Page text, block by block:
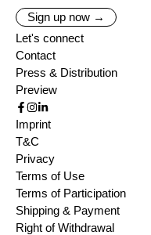
Sign up now →
Let's connect
Contact
Press & Distribution
Preview
Imprint
T&C
Privacy
Terms of Use
Terms of Participation
Shipping & Payment
Right of Withdrawal